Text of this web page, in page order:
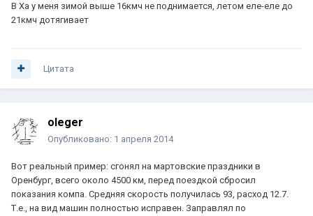
В Ха у меня зимой выше 16кмч не поднимается, летом еле-еле до
21кмч дотягивает
Цитата
oleger
Опубликовано: 1 апреля 2014
Вот реальный пример: сгонял на мартовские праздники в
Оренбург, всего около 4500 км, перед поездкой сбросил
показания компа. Средняя скорость получилась 93, расход 12.7.
Т.е., на вид машин полностью исправен. Заправлял по